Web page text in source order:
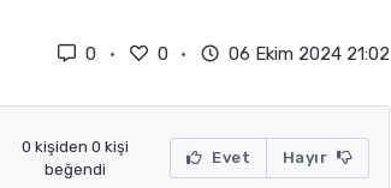
0 0 06 Ekim 2024 21:02
0 kişiden 0 kişi
beğendi
Evet Hayır